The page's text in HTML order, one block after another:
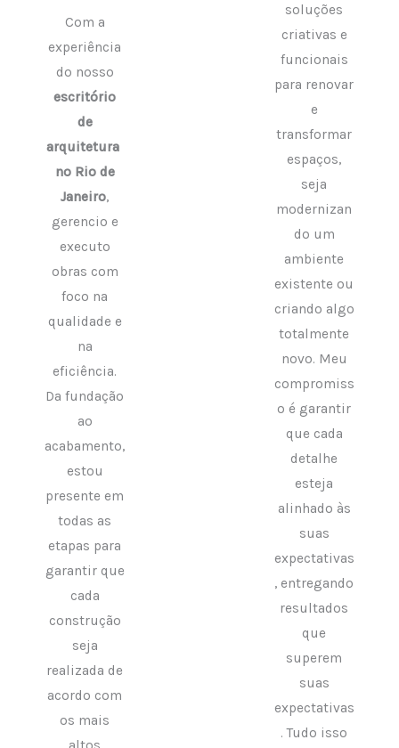
Com a
experiência
do nosso
escritório
de
arquitetura
no Rio de
Janeiro,
gerencio e
executo
obras com
foco na
qualidade e
na
eficiência.
Da fundação
ao
acabamento,
estou
presente em
todas as
etapas para
garantir que
cada
construção
seja
realizada de
acordo com
os mais
soluções
criativas e
funcionais
para renovar
e
transformar
espaços,
seja
modernizan
do um
ambiente
existente ou
criando algo
totalmente
novo. Meu
compromiss
o é garantir
que cada
detalhe
esteja
alinhado às
suas
expectativas
, entregando
resultados
que
superem
suas
expectativas
. Tudo isso